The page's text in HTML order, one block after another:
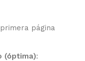
página
(óptima):